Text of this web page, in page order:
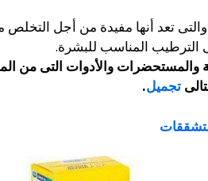
تعد أنها مفيدة من أجل
الترطيب المناسب للبشرة.
والأدوات التى من
تجميل.